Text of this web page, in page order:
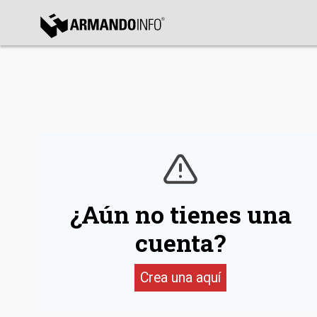
¿Aún no tienes una
cuenta?
Crea una aquí